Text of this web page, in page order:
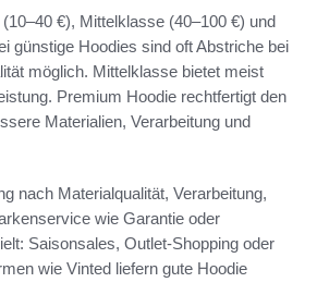
€), Mittelklasse (40–100 €) und
günstige Hoodies sind oft Abstriche bei
möglich. Mittelklasse bietet meist
Premium Hoodie rechtfertigt den
Materialien, Verarbeitung und
nach Materialqualität, Verarbeitung,
wie Garantie oder
Saisonsales, Outlet-Shopping oder
wie Vinted liefern gute Hoodie